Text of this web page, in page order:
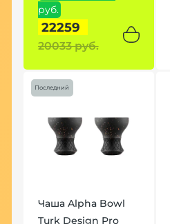
руб.
22259
20033 руб.
Последний
Чаша Alpha Bowl
Turk Design Pro